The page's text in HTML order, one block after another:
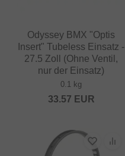
Odyssey BMX "Optis
Insert" Tubeless Einsatz -
27.5 Zoll (Ohne Ventil,
nur der Einsatz)
0.1 kg
33.57 EUR